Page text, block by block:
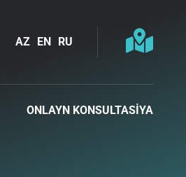
AZ EN RU
ONLAYN KONSULTASİYA